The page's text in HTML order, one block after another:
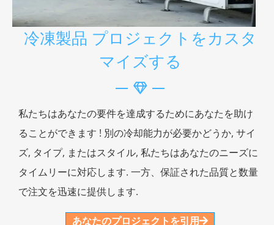
冷凍製品 プロジェクトをカスタ
マイズする
私たちはあなたの要件を達成するためにあなたを助け
ることができます ! 別の冷却能力が必要かどうか, サイ
ズ, タイプ, またはスタイル, 私たちはあなたのニーズに
タイムリーに対応します. 一方、保証された品質と数量
で注文を迅速に提供します.
あなたのプロジェクトを引用